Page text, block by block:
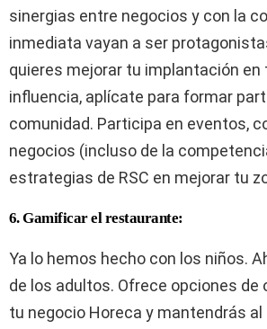
sinergias entre negocios y con la
inmediata vayan a ser
quieres mejorar tu implantación en
influencia, aplícate para formar
comunidad. Participa en eventos,
negocios (incluso de la
estrategias de RSC en mejorar tu
6. Gamificar el restaurante:
Ya lo hemos hecho con los niños.
de los adultos. Ofrece opciones de
tu negocio Horeca y mantendrás